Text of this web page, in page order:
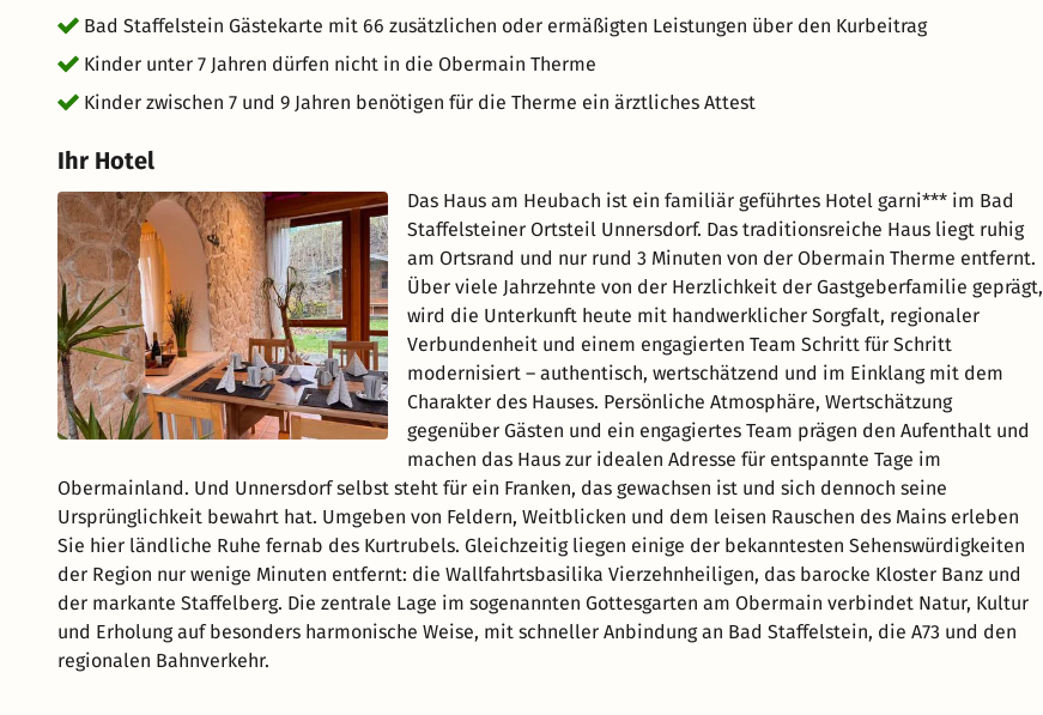
Bad Staffelstein Gästekarte mit 66 zusätzlichen oder ermäßigten Leistungen über den Kurbeitrag
Kinder unter 7 Jahren dürfen nicht in die Obermain Therme
Kinder zwischen 7 und 9 Jahren benötigen für die Therme ein ärztliches Attest
Ihr Hotel
Das Haus am Heubach ist ein familiär geführtes Hotel garni*** im Bad
Staffelsteiner Ortsteil Unnersdorf. Das traditionsreiche Haus liegt ruhig
am Ortsrand und nur rund 3 Minuten von der Obermain Therme entfernt.
Über viele Jahrzehnte von der Herzlichkeit der Gastgeberfamilie geprägt,
wird die Unterkunft heute mit handwerklicher Sorgfalt, regionaler
Verbundenheit und einem engagierten Team Schritt für Schritt
modernisiert – authentisch, wertschätzend und im Einklang mit dem
Charakter des Hauses. Persönliche Atmosphäre, Wertschätzung
gegenüber Gästen und ein engagiertes Team prägen den Aufenthalt und
machen das Haus zur idealen Adresse für entspannte Tage im
Obermainland. Und Unnersdorf selbst steht für ein Franken, das gewachsen ist und sich dennoch seine
Ursprünglichkeit bewahrt hat. Umgeben von Feldern, Weitblicken und dem leisen Rauschen des Mains erleben
Sie hier ländliche Ruhe fernab des Kurtrubels. Gleichzeitig liegen einige der bekanntesten Sehenswürdigkeiten
der Region nur wenige Minuten entfernt: die Wallfahrtsbasilika Vierzehnheiligen, das barocke Kloster Banz und
der markante Staffelberg. Die zentrale Lage im sogenannten Gottesgarten am Obermain verbindet Natur, Kultur
und Erholung auf besonders harmonische Weise, mit schneller Anbindung an Bad Staffelstein, die A73 und den
regionalen Bahnverkehr.